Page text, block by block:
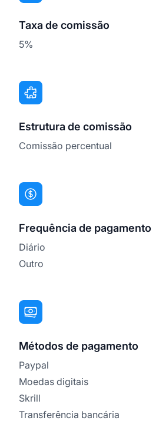
Taxa de comissão
5%
Estrutura de comissão
Comissão percentual
Frequência de pagamento
Diário
Outro
Métodos de pagamento
Paypal
Moedas digitais
Skrill
Transferência bancária